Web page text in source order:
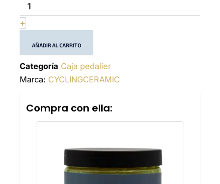
(28.99mm)
-
Bottom
cantidad
+
AÑADIR AL CARRITO
Categoría Caja pedalier
Marca: CYCLINGCERAMIC
Compra con ella: